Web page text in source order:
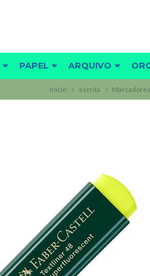
PAPEL ARQUIVO
Início escrita